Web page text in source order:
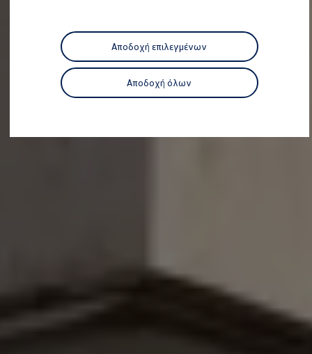
Αποδοχή επιλεγμένων
Αποδοχή όλων
Εγγύηση Volkswagen
Volkswagen JOY
Εξουσιοδοτημένο Δίκτυο Volkswagen
Αστυπάλαια: Κίνητρα Επιδότησης
Volkswagen Bulli - 75 Χρόνια Κληρονομιάς
Bulli magazine